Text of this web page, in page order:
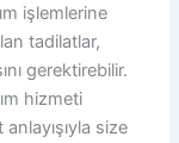
işlemlerine
tadilatlar,
gerektirebilir.
hizmeti
size